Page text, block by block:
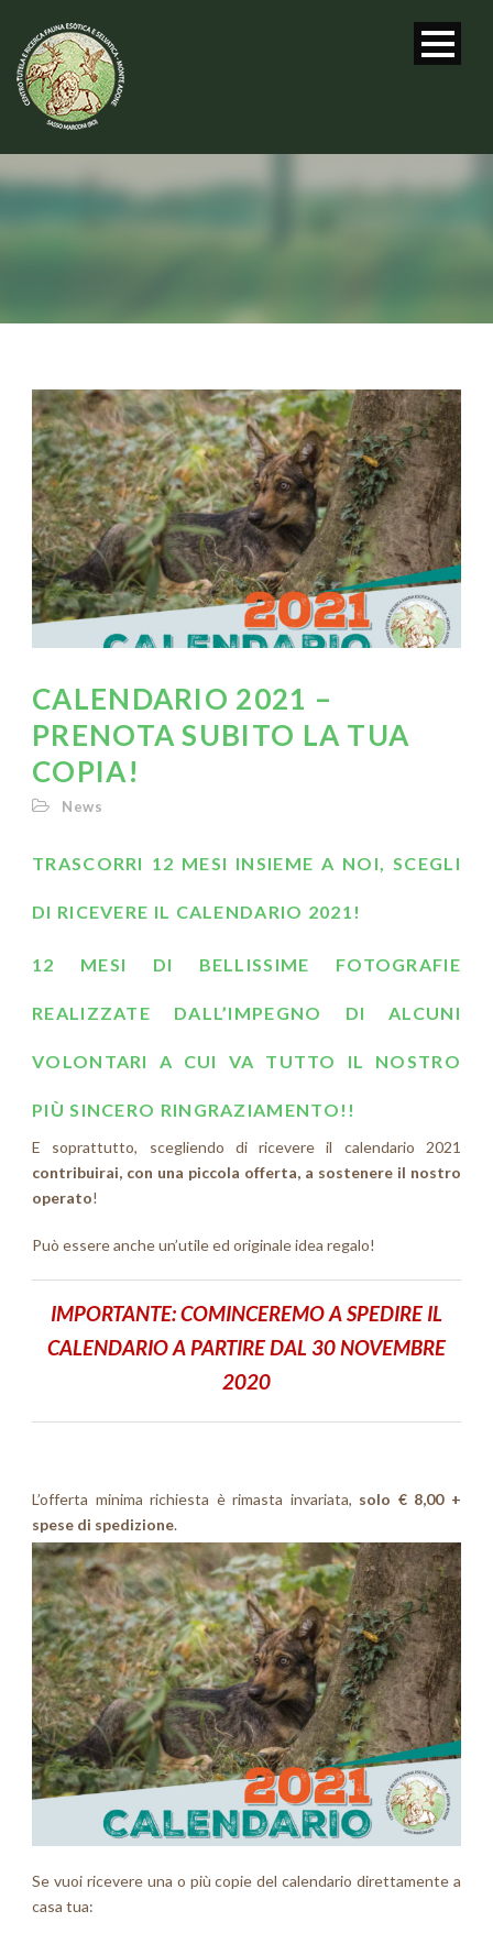
CALENDARIO 2021 –
PRENOTA SUBITO LA TUA
COPIA!
News
TRASCORRI 12 MESI INSIEME A NOI, SCEGLI
DI RICEVERE IL CALENDARIO 2021!
12 MESI DI BELLISSIME FOTOGRAFIE
REALIZZATE DALL’IMPEGNO DI ALCUNI
VOLONTARI A CUI VA TUTTO IL NOSTRO
PIÙ SINCERO RINGRAZIAMENTO!!
E soprattutto, scegliendo di ricevere il calendario 2021
contribuirai, con una piccola offerta, a sostenere il nostro
operato!
Può essere anche un’utile ed originale idea regalo!
IMPORTANTE:COMINCEREMO A SPEDIRE IL
CALENDARIO A PARTIRE DAL 30 NOVEMBRE
2020
L’offerta minima richiesta è rimasta invariata, solo € 8,00 +
spese di spedizione.
Se vuoi ricevere una o più copie del calendario direttamente a
casa tua: